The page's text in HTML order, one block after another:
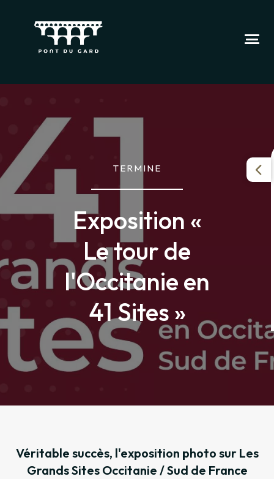
TERMINE
Exposition «
Le tour de
l'Occitanie en
41 Sites »
Véritable succès, l'exposition photo sur Les
Grands Sites Occitanie / Sud de France